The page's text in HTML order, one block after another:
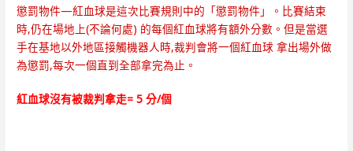
懲罰物件—紅血球是這次比賽規則中的「懲罰物件」。比賽結束
時,仍在場地上(不論何處) 的每個紅血球將有額外分數。但是當選
手在基地以外地區接觸機器人時,裁判會將一個紅血球 拿出場外做
為懲罰,每次一個直到全部拿完為止。
紅血球沒有被裁判拿走= 5 分/個